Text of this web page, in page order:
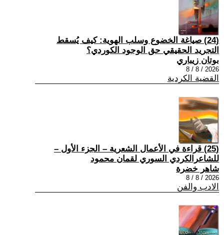
(24) صياغة الخضوع وسلب الهوية: كيف يُسقط
التجريد الحقيقي حق الوجود الكوردي؟
بوتان زيباري
2026 / 8 / 8
القضية الكردية
(25) قراءة في الأعمال الشعرية – الجزء الأول –
للشاعرالكردي السوري لقمان محمود
شاهر خضرة
2026 / 8 / 8
الادب والفن